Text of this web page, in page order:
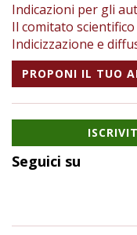
Indicazioni per gli
Il comitato scientifico
Indicizzazione e
PROPONI IL TUO
Seguici su